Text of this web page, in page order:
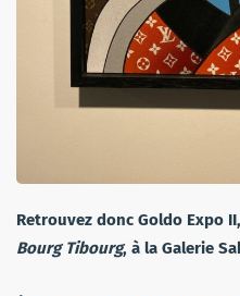
Retrouvez donc Goldo Expo
Bourg Tibourg, à la Galerie